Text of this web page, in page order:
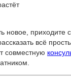
новое, приходите
всё
совместную